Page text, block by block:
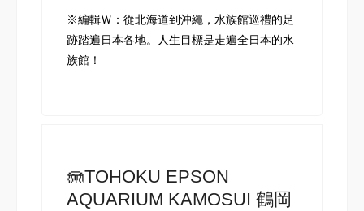
※編輯Ｗ：從北海道到沖繩，水族館巡禮的足
跡踏遍日本各地。人生目標是走遍全日本的水
族館！
🪼TOHOKU EPSON
AQUARIUM KAMOSUI 鶴岡